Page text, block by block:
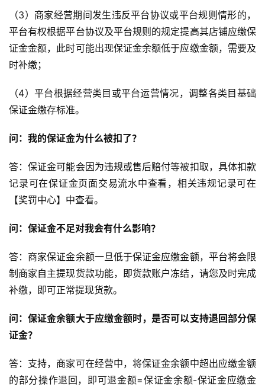
（3）商家经营期间发生违反平台协议或平台规则情形的，
平台有权根据平台协议及平台规则的规定提高其店铺应缴保
证金金额，此时可能出现保证金余额低于应缴金额，需要及
时补缴；
（4）平台根据经营类目或平台运营情况，调整各类目基础
保证金缴存标准。
问：我的保证金为什么被扣了？
答：保证金可能会因为违规或售后赔付等被扣取，具体扣款
记录可在保证金页面交易流水中查看，相关违规记录可在
【奖罚中心】中查看。
问：保证金不足对我会有什么影响？
答：商家保证金余额一旦低于保证金应缴金额，平台将会限
制商家自主提现货款功能，即货款账户冻结，请您及时完成
补缴，即可正常提现货款。
问：保证金余额大于应缴金额时，是否可以支持退回部分保
证金？
答：支持，商家可在经营中，将保证金余额中超出应缴金额
的部分操作退回，即可退金额=保证金余额-保证金应缴金